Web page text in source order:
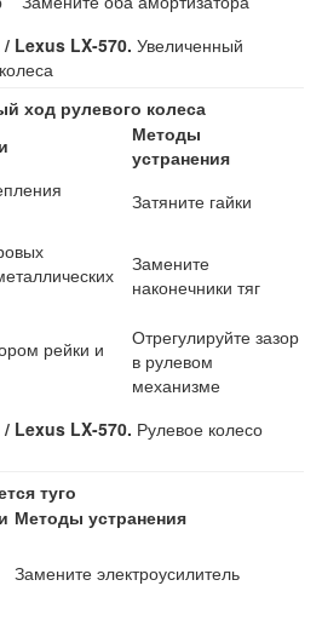
Lexus LX-570. Увеличенный
ход рулевого колеса
Методы
устранения
Затяните гайки
Замените
наконечники тяг
рейки и
Отрегулируйте зазор
в рулевом
механизме
Lexus LX-570. Рулевое колесо
туго
Методы устранения
Замените электроусилитель